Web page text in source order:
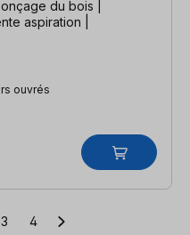
du bois |
aspiration |
ouvrés
Page
3 Page
4